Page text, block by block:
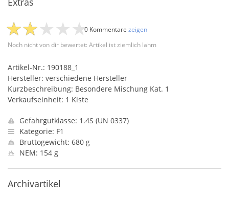
Noch nicht von dir bewertet: Artikel ist ziemlich lahm
0 Kommentare zeigen
Artikel-Nr.: 190188_1
Hersteller: verschiedene Hersteller
Kurzbeschreibung: Besondere Mischung Kat. 1
Verkaufseinheit: 1 Kiste
Gefahrgutklasse: 1.4S (UN 0337)
Kategorie: F1
Bruttogewicht: 680 g
NEM: 154 g
Archivartikel